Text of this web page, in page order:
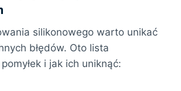
silikonowego warto unikać
błędów. Oto lista
i jak ich uniknąć: